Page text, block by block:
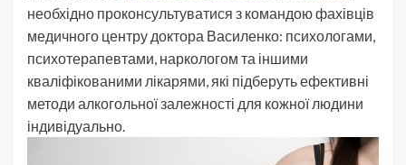
необхідно проконсультуватися з командою фахівців
медичного центру доктора Василенко: психологами,
психотерапевтами, наркологом та іншими
кваліфікованими лікарями, які підберуть ефективні
методи алкогольної залежності для кожної людини
індивідуально.